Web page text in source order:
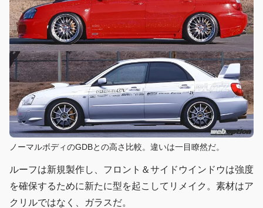
ノーマルボディのGDBとの高さ比較。違いは一目瞭然だ。
ルーフは新規製作し、フロント＆サイドウインドウは強度
を確保するために新たに型を起こしてリメイク。素材はア
クリルではなく、ガラスだ。